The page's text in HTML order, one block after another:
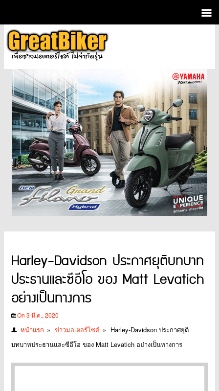
Harley-Davidson ประกาศยุติบทบาท
ประธานและซีอีโอ ของ Matt Levatich
อย่างเป็นทางการ
On 3 มี.ค., 2020
หน้าแรก » ข่าวมอเตอร์ไซค์ » Harley-Davidson ประกาศยุติ
บทบาทประธานและซีอีโอ ของ Matt Levatich อย่างเป็นทางการ